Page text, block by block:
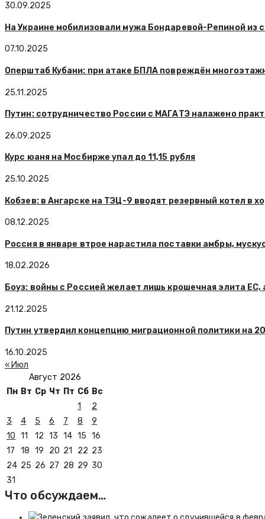
30.09.2025
На Украине мобилизовали мужа Бондаревой-Репиной из
07.10.2025
Оперштаб Кубани: при атаке БПЛА повреждён
25.11.2025
Путин: сотрудничество России с МАГАТЭ налажено
26.09.2025
Курс юаня на Мосбирже упал до 11,15 рубля
25.10.2025
Кобзев: в Ангарске на ТЭЦ-9 вводят резервный котел в
08.12.2025
Россия в январе втрое нарастила поставки амбры,
18.02.2026
Боуз: войны с Россией желает лишь крошечная элита ЕС,
21.12.2025
Путин утвердил концепцию миграционной политики на
16.10.2025
« Июл
Август 2026
Пн Вт Ср Чт Пт Сб Вс
1
2
3
4 5 6 7 8
9
10 11 12 13 14 15 16
17
18 19 20 21 22 23
24 25 26 27 28 29 30
31
Что обсуждаем…